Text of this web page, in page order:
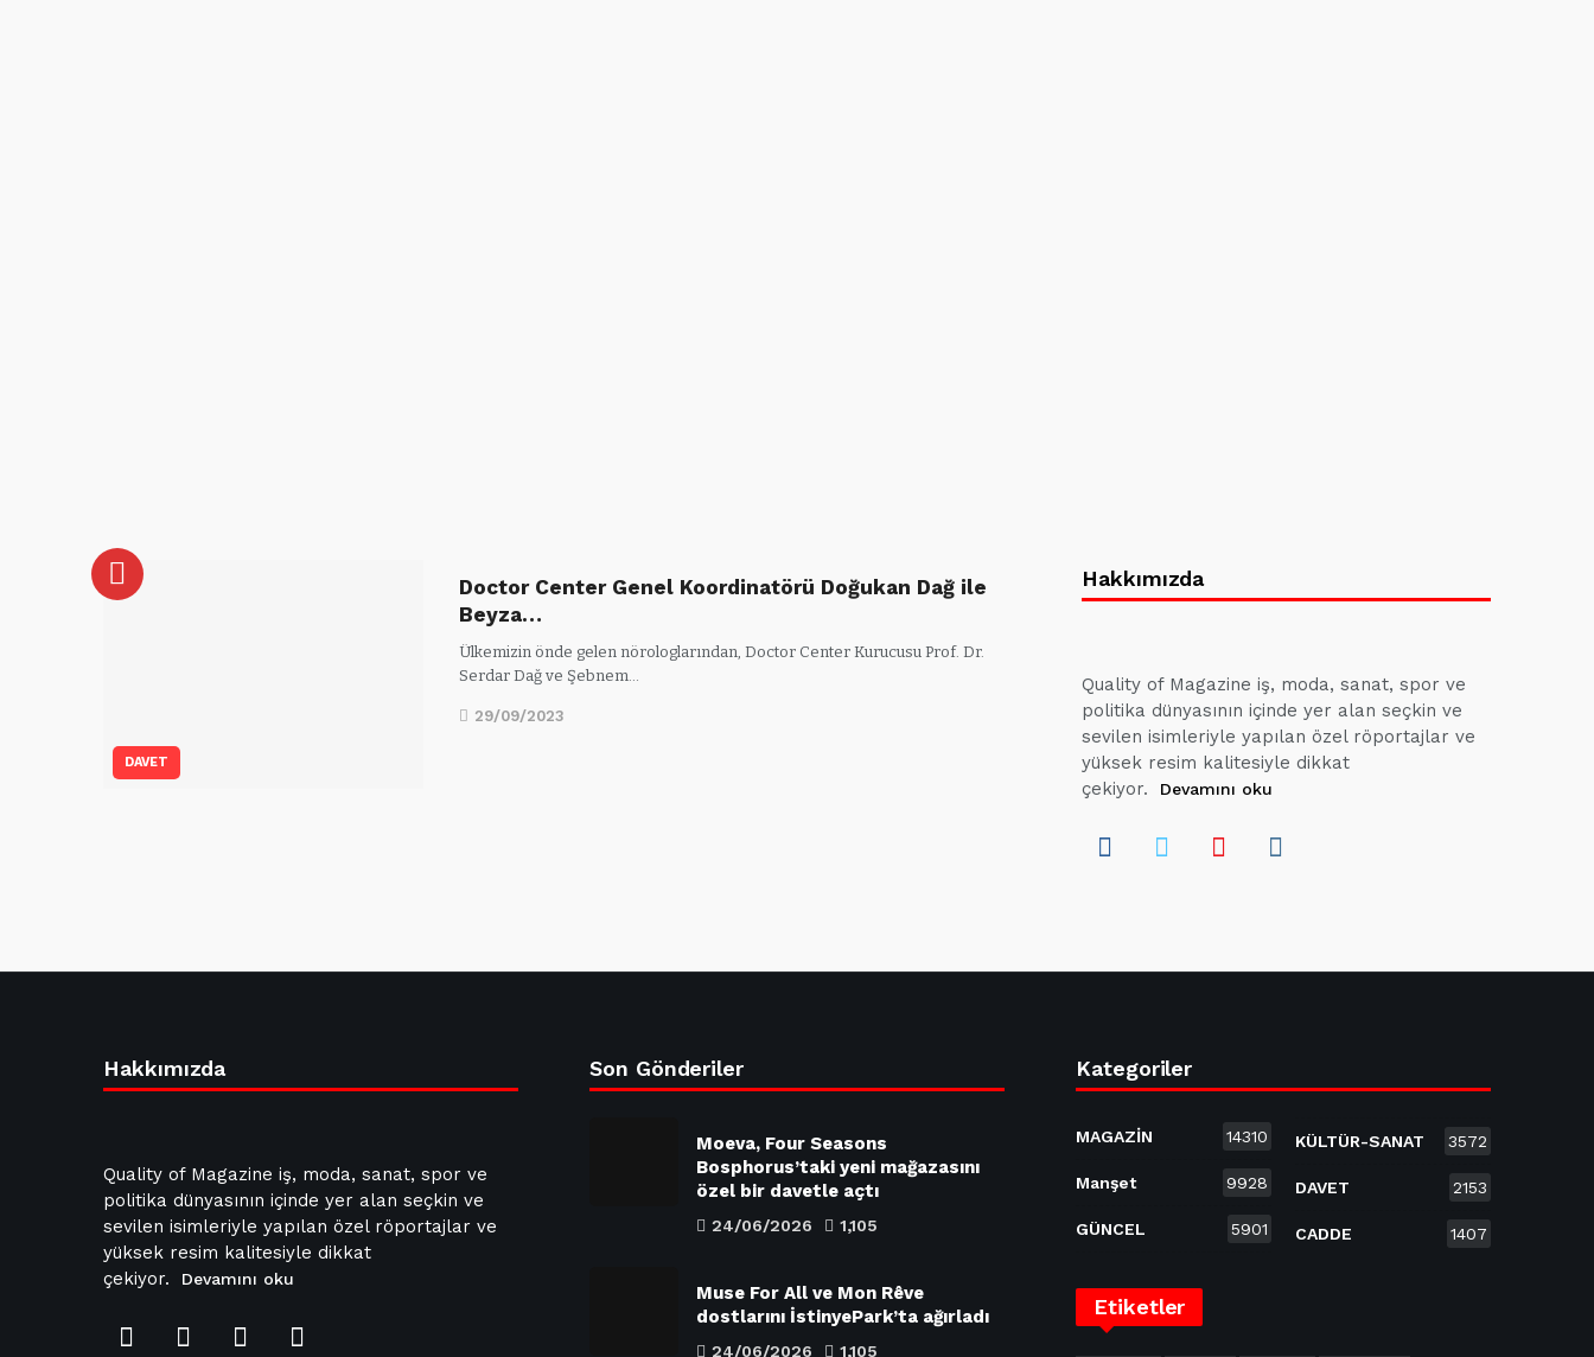
DAVET
Doctor Center Genel Koordinatörü Doğukan Dağ ile
Beyza…
Ülkemizin önde gelen nörologlarından, Doctor Center Kurucusu Prof. Dr.
Serdar Dağ ve Şebnem…
29/09/2023
Hakkımızda
Quality of Magazine iş, moda, sanat, spor ve
politika dünyasının içinde yer alan seçkin ve
sevilen isimleriyle yapılan özel röportajlar ve
yüksek resim kalitesiyle dikkat
çekiyor.
Devamını oku
Hakkımızda
Quality of Magazine iş, moda, sanat, spor ve
politika dünyasının içinde yer alan seçkin ve
sevilen isimleriyle yapılan özel röportajlar ve
yüksek resim kalitesiyle dikkat
çekiyor.
Devamını oku
Son Gönderiler
Moeva, Four Seasons
Bosphorus’taki yeni mağazasını
özel bir davetle açtı
24/06/2026 1,105
Muse For All ve Mon Rêve
dostlarını İstinyePark’ta ağırladı
24/06/2026 1,105
Kategoriler
MAGAZİN 14310
Manşet 9928
GÜNCEL 5901
KÜLTÜR-SANAT 3572
DAVET 2153
CADDE 1407
Etiketler